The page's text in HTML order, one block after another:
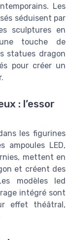
Les
séduisent par
sculptures en
touche de
statues dragon
pour créer un
: l’essor
les figurines
ampoules LED,
mettent en
et créent des
modèles led
intégré sont
effet théâtral,